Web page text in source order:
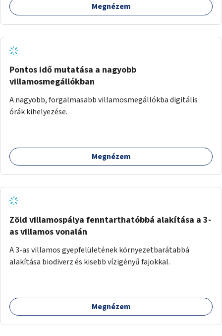
Megnézem
Pontos idő mutatása a nagyobb
villamosmegállókban
A nagyobb, forgalmasabb villamosmegállókba digitális
órák kihelyezése.
Megnézem
Zöld villamospálya fenntarthatóbbá alakítása a 3-
as villamos vonalán
A 3-as villamos gyepfelületének környezetbarátabbá
alakítása biodiverz és kisebb vízigényű fajokkal.
Megnézem